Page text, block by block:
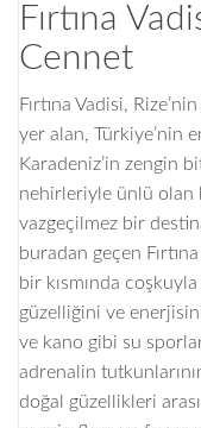
Fırtına
Cennet
Fırtına Vadisi,
yer alan, Türkiye’nin
Karadeniz’in zengin
nehirleriyle ünlü olan
vazgeçilmez bir
buradan geçen
bir kısmında
güzelliğini ve
ve kano gibi su
adrenalin
doğal güzellikleri